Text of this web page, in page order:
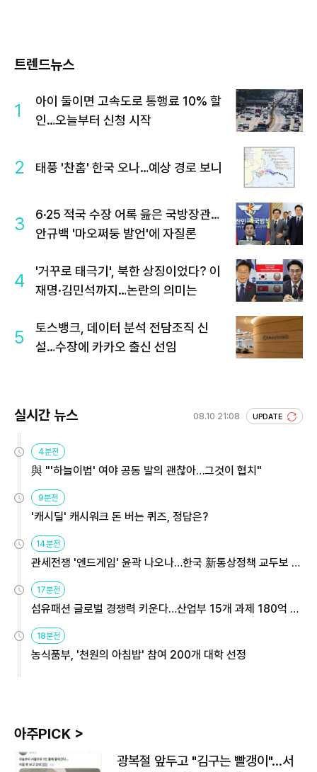
트렌드뉴스
1
아이 둘이면 고속도로 통행료 10% 할
인…오늘부터 신청 시작
2 태풍 '찬홈' 한국 오나…예상 경로 보니
3
6·25 적국 수장 어록 읊은 국방장관…
안규백 '마오쩌둥 발언'에 자질론
4
'거꾸로 태극기', 북한 상징이었다? 이
재명·김민석까지…논란의 의미는
5
토스뱅크, 데이터 분석 전담조직 신
설…수장에 카카오 출신 선임
실시간 뉴스 08.10 21:08 UPDATE
4분전
與 "'하늘이법' 여야 공동 발의 괜찮아…그것이 협치"
9분전
'캐시딜' 캐시워크 돈 버는 퀴즈, 정답은?
14분전
관세전쟁 '엔드게임' 윤곽 나오나…한국 新통상정책 교두보 활
용해야
17분전
섬유패션 글로벌 경쟁력 키운다…산업부 15개 과제 180억 지
원
18분전
농식품부, '천원의 아침밥' 참여 200개 대학 선정
아주PICK >
광복절 앞두고 "김구는 빨갱이"…서